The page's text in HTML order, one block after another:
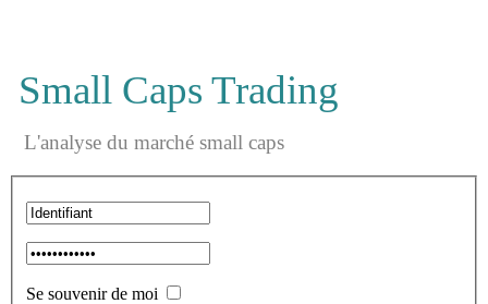
Small Caps Trading
L'analyse du marché small caps
Se souvenir de moi